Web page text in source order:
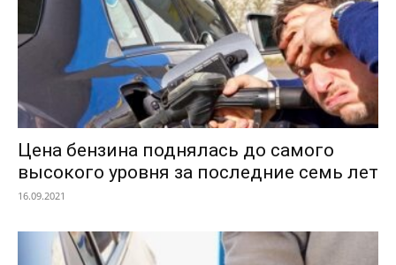
Цена бензина поднялась до самого
высокого уровня за последние семь лет
16.09.2021